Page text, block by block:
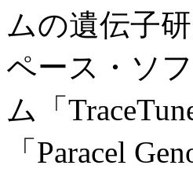
ムの遺伝子
ペース・ソ
ム「
「Paracel